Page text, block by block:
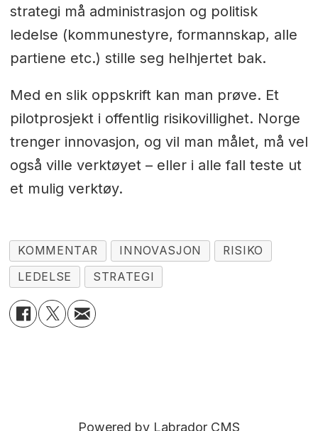
strategi må administrasjon og politisk
ledelse (kommunestyre, formannskap, alle
partiene etc.) stille seg helhjertet bak.
Med en slik oppskrift kan man prøve. Et
pilotprosjekt i offentlig risikovillighet. Norge
trenger innovasjon, og vil man målet, må vel
også ville verktøyet – eller i alle fall teste ut
et mulig verktøy.
KOMMENTAR INNOVASJON
RISIKO
LEDELSE
STRATEGI
Powered by Labrador CMS